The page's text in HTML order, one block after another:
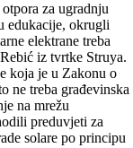
za ugradnju
edukacije, okrugli
elektrane treba
iz tvrtke Struya.
koja je u Zakonu o
ne treba građevinska
na mrežu
preduvjeti za
solare po principu